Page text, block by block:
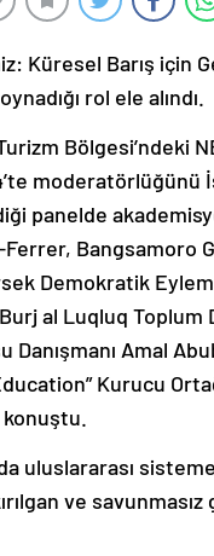
Küresel Barış için
rol ele alındı.
Bölgesi’ndeki
moderatörlüğünü
panelde
Bangsamoro
Demokratik
al Luqluq Toplum
Amal
Kurucu
konuştu.
uluslararası
ve savunmasız